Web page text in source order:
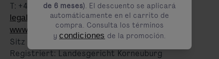
T: +43 1 25 250
legal@cityairporttrain.com
www.cityairporttrain.com
Sitz der Gesellschaft: Flughafen Wien
Registriert: Landesgericht Korneuburg
de 6 meses). El descuento se aplicará
automáticamente en el carrito de
compra. Consulta los términos
ycondiciones de la promoción.